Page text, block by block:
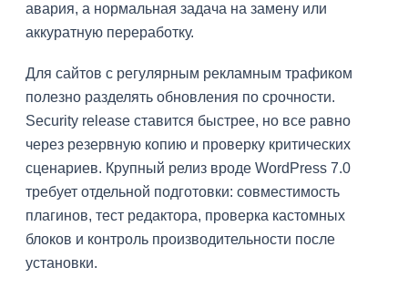
авария, а нормальная задача на замену или
аккуратную переработку.
Для сайтов с регулярным рекламным трафиком
полезно разделять обновления по срочности.
Security release ставится быстрее, но все равно
через резервную копию и проверку критических
сценариев. Крупный релиз вроде WordPress 7.0
требует отдельной подготовки: совместимость
плагинов, тест редактора, проверка кастомных
блоков и контроль производительности после
установки.